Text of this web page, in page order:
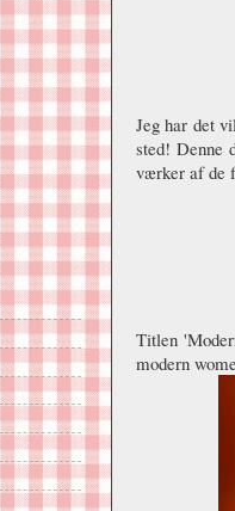
Jeg har det
sted! Denne
værker af de
Titlen
modern